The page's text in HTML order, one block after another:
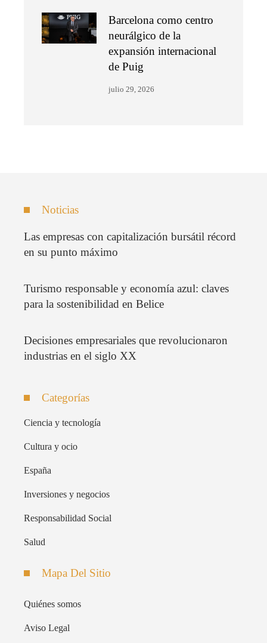
Barcelona como centro
neurálgico de la
expansión internacional
de Puig
julio 29, 2026
Noticias
Las empresas con capitalización bursátil récord
en su punto máximo
Turismo responsable y economía azul: claves
para la sostenibilidad en Belice
Decisiones empresariales que revolucionaron
industrias en el siglo XX
Categorías
Ciencia y tecnología
Cultura y ocio
España
Inversiones y negocios
Responsabilidad Social
Salud
Mapa Del Sitio
Quiénes somos
Aviso Legal